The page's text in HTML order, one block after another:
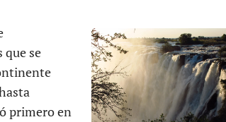
que se
primero en